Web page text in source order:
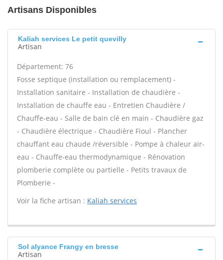
Artisans Disponibles
Kaliah services Le petit quevilly
Artisan
Département: 76
Fosse septique (installation ou remplacement) -
Installation sanitaire - Installation de chaudière -
Installation de chauffe eau - Entretien Chaudière /
Chauffe-eau - Salle de bain clé en main - Chaudière gaz
- Chaudière électrique - Chaudière Fioul - Plancher
chauffant eau chaude /réversible - Pompe à chaleur air-
eau - Chauffe-eau thermodynamique - Rénovation
plomberie complète ou partielle - Petits travaux de
Plomberie -
Voir la fiche artisan : Kaliah services
Sol alyance Frangy en bresse
Artisan